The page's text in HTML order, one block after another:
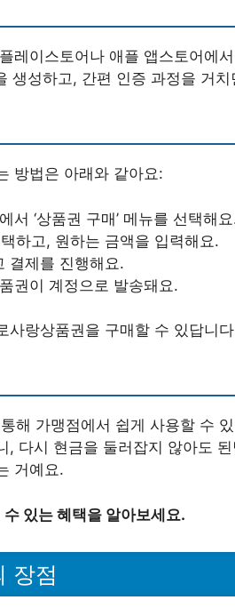
레이스토어나 애플 앱스토어에서
생성하고, 간편 인증 과정을 거
방법은 아래와 같아요:
서 ‘상품권 구매’ 메뉴를 선택해
하고, 원하는 금액을 입력해요.
결제를 진행해요.
권이 계정으로 발송돼요.
사랑상품권을 구매할 수 있답니
해 가맹점에서 쉽게 사용할 수
, 다시 현금을 둘러잡지 않아도
거예요.
있는 혜택을 알아보세요.
장점